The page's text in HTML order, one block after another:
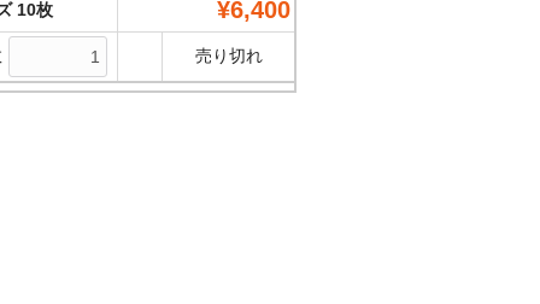
10枚 ¥6,400
売り切れ